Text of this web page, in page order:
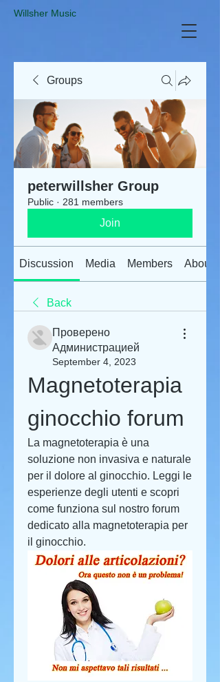
​Willsher Music
Groups
peterwillsher Group
Public · 281 members
Join
Discussion Media Members About
Back
Проверено
Администрацией
September 4, 2023
Magnetoterapia
ginocchio forum
La magnetoterapia è una
soluzione non invasiva e naturale
per il dolore al ginocchio. Leggi le
esperienze degli utenti e scopri
come funziona sul nostro forum
dedicato alla magnetoterapia per
il ginocchio.